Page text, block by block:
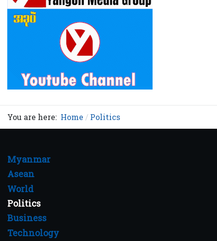
You are here: Home Politics
Myanmar
Asean
World
Politics
Business
Technology